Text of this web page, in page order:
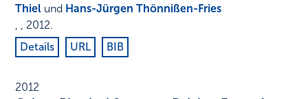
Thiel und Hans-Jürgen Thönnißen-Fries
, , 2012.
Details
URL BIB
2012